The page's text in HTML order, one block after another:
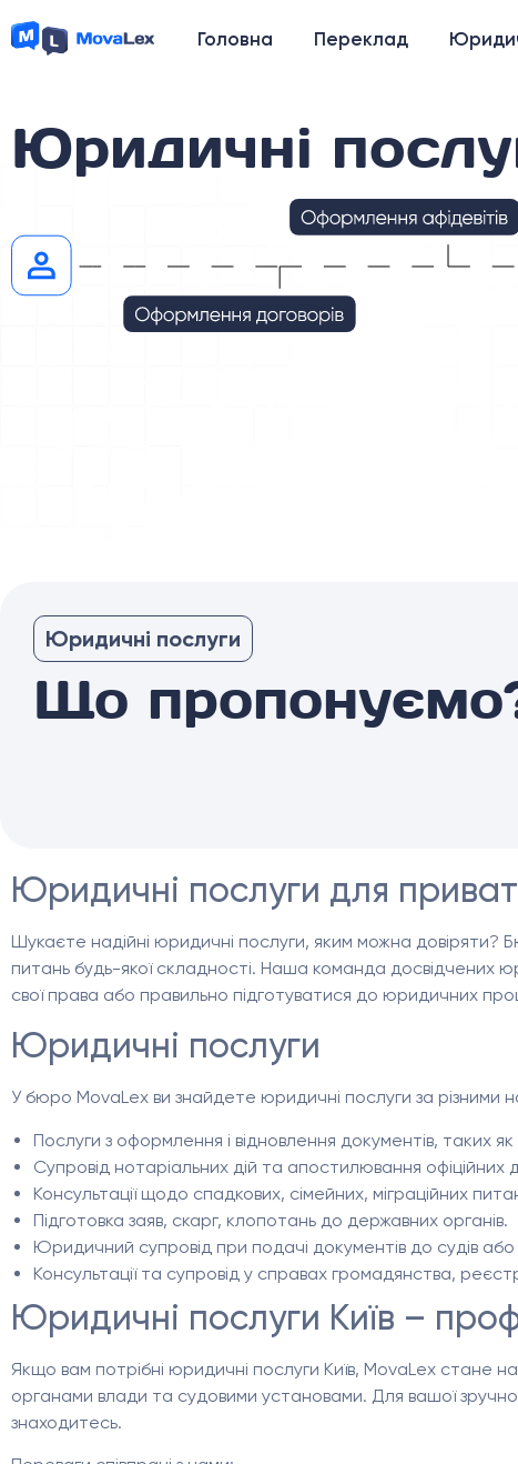
Головна Переклад
Юридичні
Юридичні послуги
Що
Юридичні послуги для
Шукаєте надійні юридичні послуги, яким можна
питань будь-якої складності. Наша команда досвідчених
свої права або правильно підготуватися до юридичних
Юридичні послуги
У бюро MovaLex ви знайдете юридичні послуги за різними
Послуги з оформлення і відновлення документів, таких
Супровід нотаріальних дій та апостилювання офіційних
Консультації щодо спадкових, сімейних, міграційних
Підготовка заяв, скарг, клопотань до державних органів.
Юридичний супровід при подачі документів до судів
Консультації та супровід у справах громадянства,
Юридичні послуги Київ –
Якщо вам потрібні юридичні послуги Київ, MovaLex стане
органами влади та судовими установами. Для вашої
знаходитесь.